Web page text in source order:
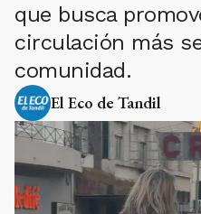
que busca
circulación más
comunidad.
El Eco de Tandil